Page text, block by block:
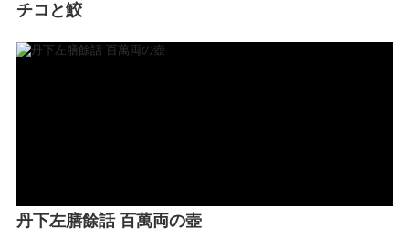
チコと鮫
丹下左膳餘話 百萬両の壺